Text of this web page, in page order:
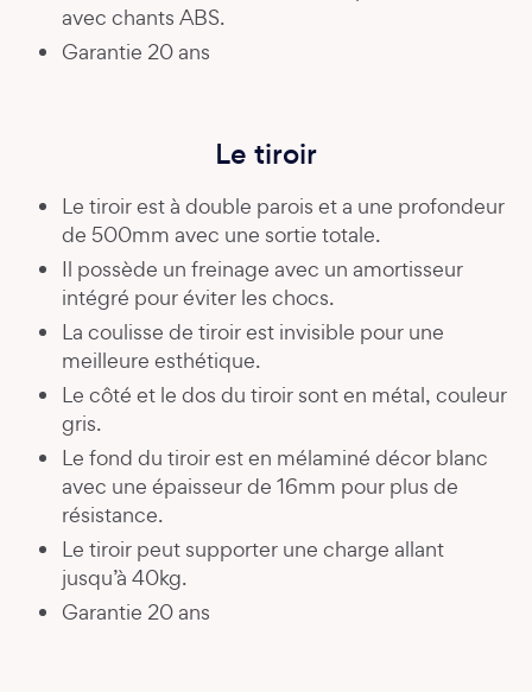
avec chants ABS.
Garantie 20 ans
Le tiroir
Le tiroir est à double parois et a une profondeur
de 500mm avec une sortie totale.
Il possède un freinage avec un amortisseur
intégré pour éviter les chocs.
La coulisse de tiroir est invisible pour une
meilleure esthétique.
Le côté et le dos du tiroir sont en métal, couleur
gris.
Le fond du tiroir est en mélaminé décor blanc
avec une épaisseur de 16mm pour plus de
résistance.
Le tiroir peut supporter une charge allant
jusqu’à 40kg.
Garantie 20 ans